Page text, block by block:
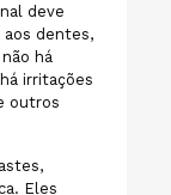
deve
aos dentes,
há
irritações
outros
Eles